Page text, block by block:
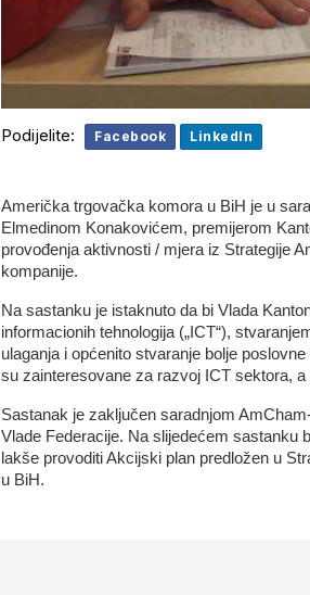
Podijelite: Facebook LinkedIn
Američka trgovačka komora u BiH je u
Elmedinom Konakovićem, premijerom
provođenja aktivnosti / mjera iz Strategije
kompanije.
Na sastanku je istaknuto da bi Vlada
informacionih tehnologija („ICT“),
ulaganja i općenito stvaranje bolje
su zainteresovane za razvoj ICT sektora,
Sastanak je zaključen saradnjom
Vlade Federacije. Na slijedećem sastanku
lakše provoditi Akcijski plan predložen u
u BiH.